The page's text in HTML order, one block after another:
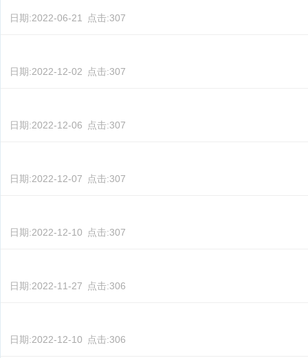
日期:2022-06-21 点击:307
日期:2022-12-02 点击:307
日期:2022-12-06 点击:307
日期:2022-12-07 点击:307
日期:2022-12-10 点击:307
日期:2022-11-27 点击:306
日期:2022-12-10 点击:306